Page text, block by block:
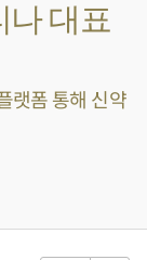
나 대표
랫폼 통해 신약